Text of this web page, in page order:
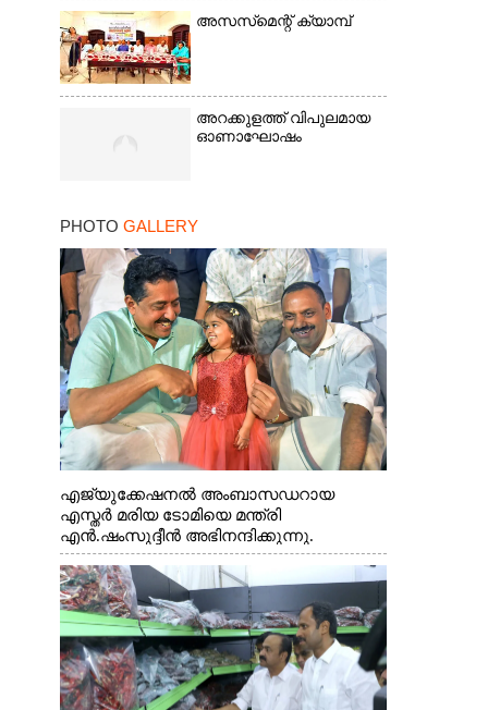
അസസ്‌മെന്റ് ക്യാമ്പ്
അറക്കുളത്ത് വിപുലമായ
ഓണാഘോഷം
PHOTO GALLERY
എജ്യുക്കേഷനൽ അംബാസഡറായ
എസ്തർ മരിയ ടോമിയെ മന്ത്രി
എൻ.ഷംസുദ്ദീൻ അഭിനന്ദിക്കുന്നു.